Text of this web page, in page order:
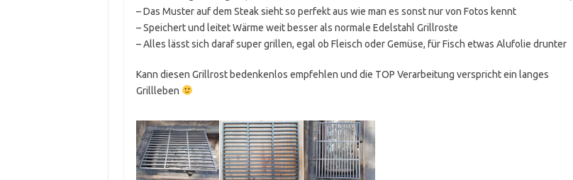
– Das Muster auf dem Steak sieht so perfekt aus wie man es sonst nur von Fotos kennt
– Speichert und leitet Wärme weit besser als normale Edelstahl Grillroste
– Alles lässt sich daraf super grillen, egal ob Fleisch oder Gemüse, für Fisch etwas Alufolie drunter
Kann diesen Grillrost bedenkenlos empfehlen und die TOP Verarbeitung verspricht ein langes
Grillleben